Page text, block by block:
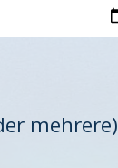
mehrere)